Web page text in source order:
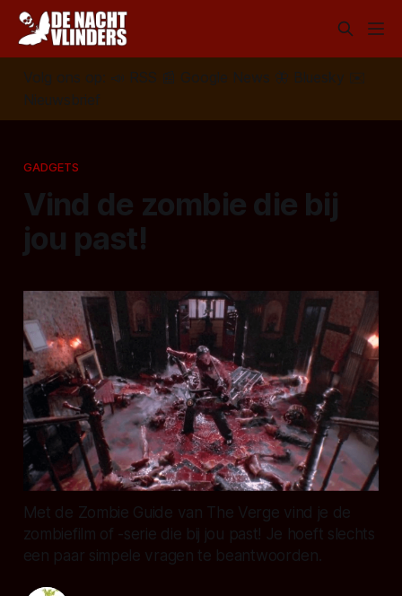
Volg ons op: 📣 RSS 📰 Google News 🦋 Bluesky
✉️
Nieuwsbrief
GADGETS
Vind de zombie die bij
jou past!
Met de Zombie Guide van The Verge vind je de
zombiefilm of -serie die bij jou past! Je hoeft slechts
een paar simpele vragen te beantwoorden.